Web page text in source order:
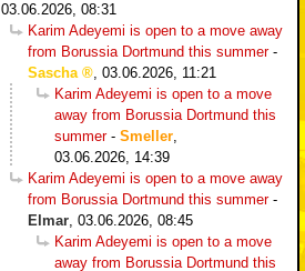
03.06.2026, 08:31
Karim Adeyemi is open to a move away
from Borussia Dortmund this summer-
Sascha
, 03.06.2026, 11:21
Karim Adeyemi is open to a move
away from Borussia Dortmund this
summer- Smeller,
03.06.2026, 14:39
Karim Adeyemi is open to a move away
from Borussia Dortmund this summer-
Elmar, 03.06.2026, 08:45
Karim Adeyemi is open to a move
away from Borussia Dortmund this